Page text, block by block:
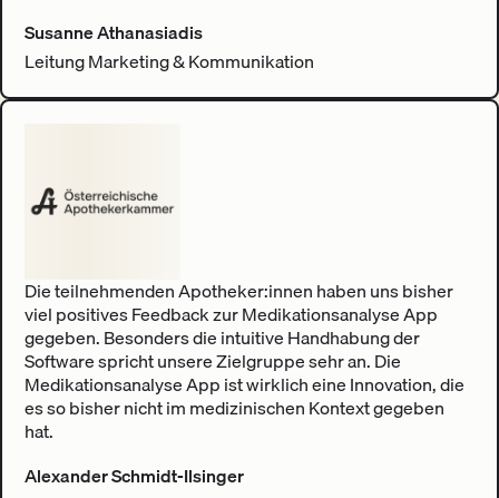
Susanne Athanasiadis
Leitung Marketing & Kommunikation
Die teilnehmenden Apotheker:innen haben uns bisher
viel positives Feedback zur Medikationsanalyse App
gegeben. Besonders die intuitive Handhabung der
Software spricht unsere Zielgruppe sehr an. Die
Medikationsanalyse App ist wirklich eine Innovation, die
es so bisher nicht im medizinischen Kontext gegeben
hat.
Alexander Schmidt-Ilsinger